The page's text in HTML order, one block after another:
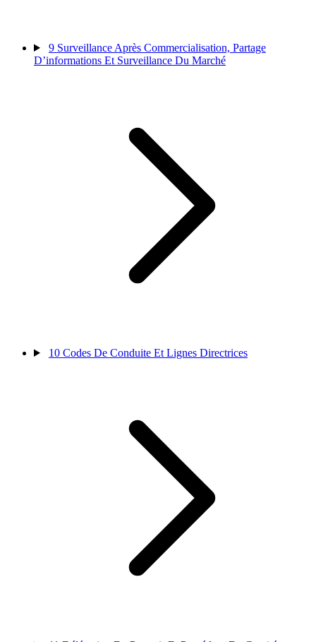
9 Surveillance Après Commercialisation, Partage
D’informations Et Surveillance Du Marché
10 Codes De Conduite Et Lignes Directrices